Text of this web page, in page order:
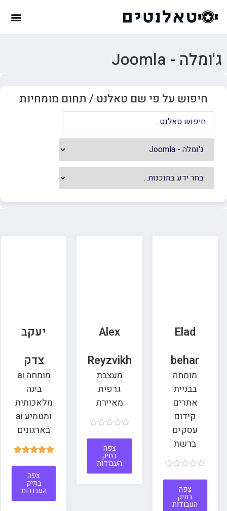
ג'ומלה - Joomla
חיפוש על פי שם טאלנט / תחום מומחיות
Elad
behar
מומחה
בבניית
אתרים
קידום
עסקים
ברשת





צפה
בתיק
העבודות
Alex
Reyzvikh
מעצבת
גרפית
מאיירת





צפה
בתיק
העבודות
יעקב
צדק
מומחה ai
בינה
מלאכותית
ומטמיע ai
בארגונים





צפה
בתיק
העבודות